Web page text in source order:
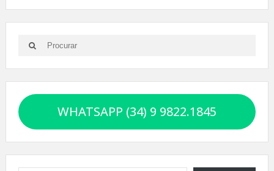
for:
Search
WHATSAPP (34) 9 9822.1845
Digite seu e-mail…